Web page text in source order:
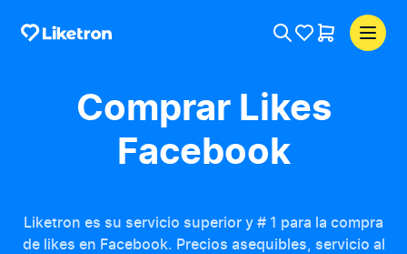
Comprar Likes
Facebook
Liketron es su servicio superior y # 1 para la compra
de likes en Facebook. Precios asequibles, servicio al